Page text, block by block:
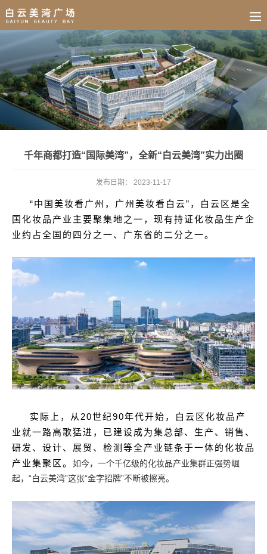
千年商都打造“国际美湾”，全新“白云美湾”实力出圈
发布日期： 2023-11-17
“中国美妆看广州，广州美妆看白云”，白云区是全
国化妆品产业主要聚集地之一，现有持证化妆品生产企
业约占全国的四分之一、广东省的二分之一。
实际上，从20世纪90年代开始，白云区化妆品产
业就一路高歌猛进，已建设成为集总部、生产、销售、
研发、设计、展贸、检测等全产业链条于一体的化妆品
产业集聚区。 如今，一个千亿级的化妆品产业集群正强势崛
起，“白云美湾”这张“金字招牌”不断被擦亮。